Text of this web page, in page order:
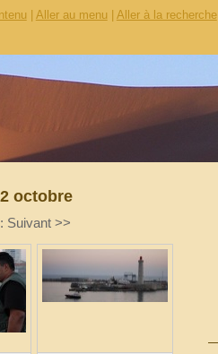
Aller au menu Aller à la recherche
octobre
Suivant >>